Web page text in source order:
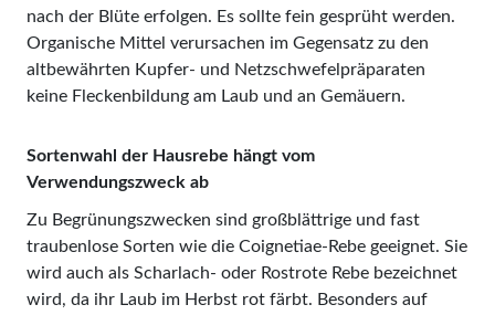
nach der Blüte erfolgen. Es sollte fein gesprüht werden.
Organische Mittel verursachen im Gegensatz zu den
altbewährten Kupfer- und Netzschwefelpräparaten
keine Fleckenbildung am Laub und an Gemäuern.
Sortenwahl der Hausrebe hängt vom
Verwendungszweck ab
Zu Begrünungszwecken sind großblättrige und fast
traubenlose Sorten wie die Coignetiae-Rebe geeignet. Sie
wird auch als Scharlach- oder Rostrote Rebe bezeichnet
wird, da ihr Laub im Herbst rot färbt. Besonders auf